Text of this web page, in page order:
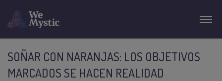
SOÑAR CON NARANJAS: LOS OBJETIVOS
MARCADOS SE HACEN REALIDAD